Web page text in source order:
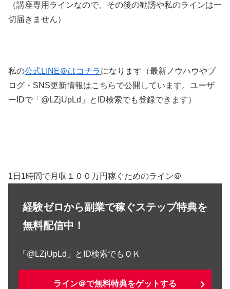
（講座専用ラインなので、その後の勧誘や私のラインは一
切届きません）
私の公式LINE＠はコチラになります（最新ノウハウやブ
ログ・SNS更新情報はこちらで公開しています。ユーザ
ーIDで「@LZjUpLd」とID検索でも登録できます）
1日1時間で月収１００万円稼ぐためのライン＠
経験ゼロから副業で稼ぐステップ特典を
無料配信中！
「@LZjUpLd」とID検索でもＯＫ
ライン＠で無料特典をゲットする